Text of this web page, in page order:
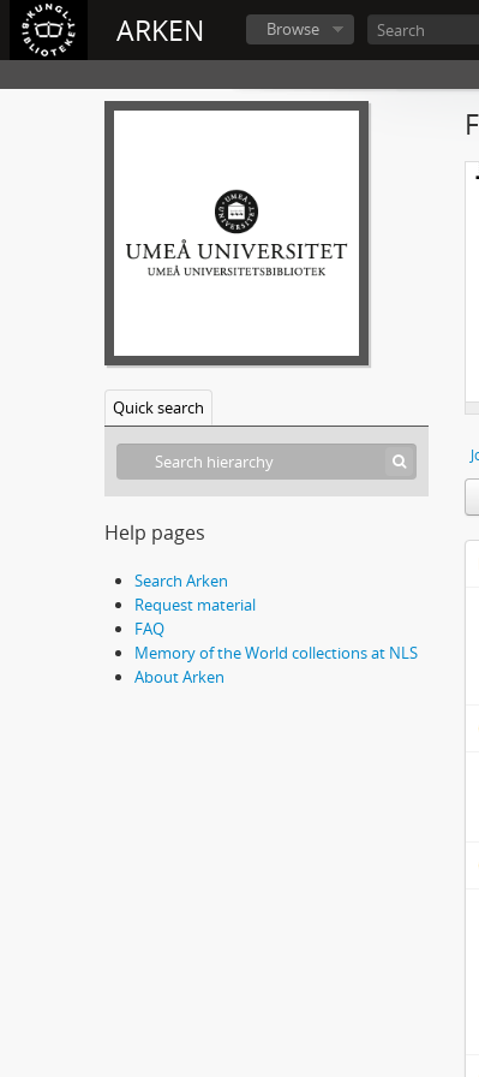
ARKEN Browse
Quick search
Help pages
Search Arken
Request material
FAQ
Memory of the World collections at NLS
About Arken